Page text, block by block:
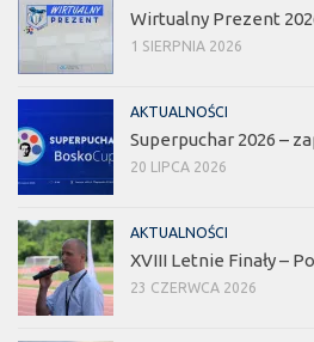
Wirtualny Prezent
1 SIERPNIA 2026
AKTUALNOŚCI
Superpuchar 2026 –
20 LIPCA 2026
AKTUALNOŚCI
XVIII Letnie Finały –
23 CZERWCA 2026